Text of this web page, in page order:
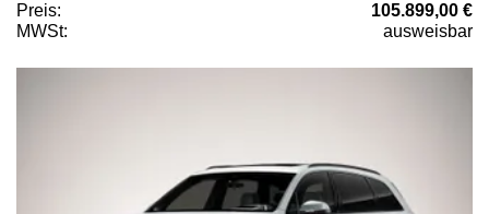
Preis:
105.899,00 €
MWSt:
ausweisbar